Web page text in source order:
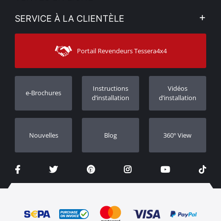
Voir nos actualités
Sitemap
Mon compte
Moyens d’expédition
SERVICE À LA CLIENTÈLE
Contacter
Assistance aux clients
Suivi des commandes
Concessionnaires
Portail Revendeurs Tessera4x4
e-Brochures
Instructions
d’installation
Vidéos
d’installation
Nouvelles Blog 360º View